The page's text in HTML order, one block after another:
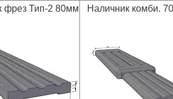
фрез Тип-2 80мм Наличник комби.